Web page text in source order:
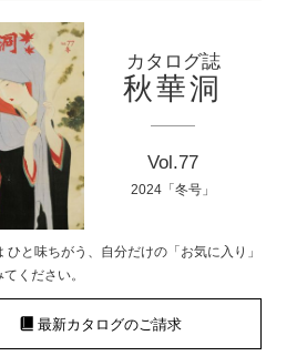
カタログ誌
秋華洞
Vol.77
2024「冬号」
ひと味ちがう、自分だけの「お気に入り」
ください。
最新カタログのご請求